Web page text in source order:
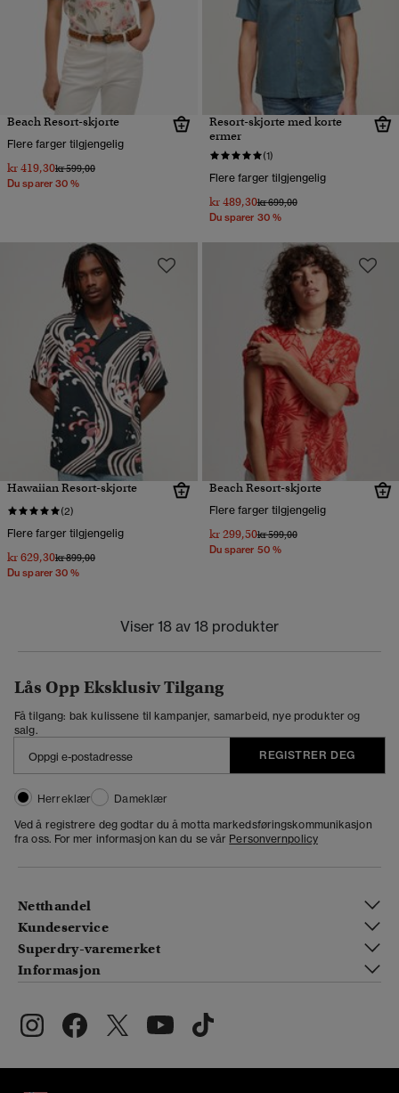
Beach Resort-skjorte
Flere farger tilgjengelig
kr 419,30Pris nedsatt fra
kr 599,00til
Du sparer 30 %
Resort-skjorte med korte
ermer
(1)
Flere farger tilgjengelig
kr 489,30Pris nedsatt fra
kr 699,00til
Du sparer 30 %
Hawaiian Resort-skjorte
(2)
Flere farger tilgjengelig
kr 629,30Pris nedsatt fra
kr 899,00til
Du sparer 30 %
Beach Resort-skjorte
Flere farger tilgjengelig
kr 299,50Pris nedsatt fra
kr 599,00til
Du sparer 50 %
Viser 18 av 18 produkter
Lås Opp Eksklusiv Tilgang
Få tilgang: bak kulissene til kampanjer, samarbeid, nye produkter og
salg.
REGISTRER DEG
Herreklær
Dameklær
Ved å registrere deg godtar du å motta markedsføringskommunikasjon
fra oss. For mer informasjon kan du se vår Personvernpolicy
Netthandel
Kundeservice
Superdry-varemerket
Informasjon